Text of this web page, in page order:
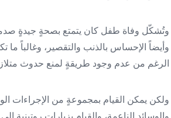
وتُشكّل وفاة طفل كان يتمتع بصحةٍ جيدةٍ
وأيضاً الإحساس بالذنب والتقصير، وغالباً ما
الرغم من عدم وجود طريقةٍ لمنع حدوث
ولكن يمكن القيام بمجموعةٍ من الإجراءات
والوسائد الناعمة، والقيام بزياراتٍ